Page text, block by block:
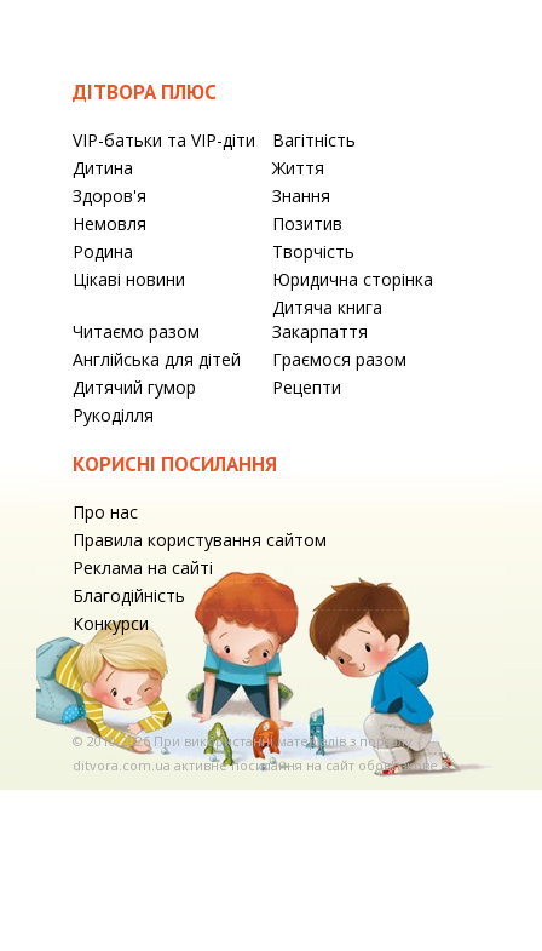
ДІТВОРА ПЛЮС
VIP-батьки та VIP-діти
Вагітність
Дитина
Життя
Здоров'я
Знання
Немовля
Позитив
Родина
Творчість
Цікаві новини
Юридична сторінка
Читаємо разом
Дитяча книга
Закарпаття
Англійська для дітей
Граємося разом
Дитячий гумор
Рецепти
Рукоділля
КОРИСНІ ПОСИЛАННЯ
Про нас
Правила користування сайтом
Реклама на сайті
Благодійність
Конкурси
© 2010-2026 При використаннi матерiалiв з порталу
ditvora.com.ua активне посилання на сайт обов'язкове. .